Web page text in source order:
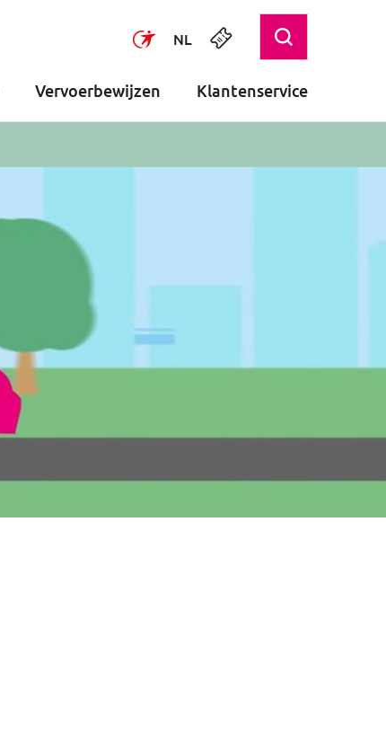
NL
Vervoerbewijzen Klantenservice